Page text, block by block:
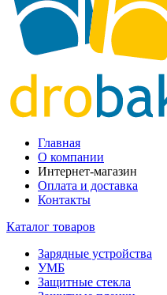
Главная
О компании
Интернет-магазин
Оплата и доставка
Контакты
Каталог товаров
Зарядные устройства
УМБ
Защитные стекла